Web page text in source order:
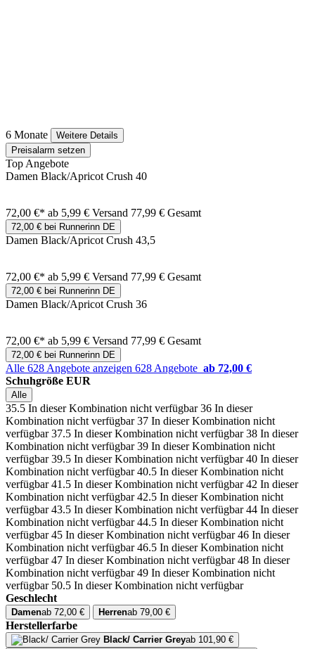
6 Monate
Weitere Details
Preisalarm setzen
Top Angebote
Damen Black/Apricot Crush 40
72,00 €* ab 5,99 € Versand 77,99 € Gesamt
72,00 € bei Runnerinn DE
Damen Black/Apricot Crush 43,5
72,00 €* ab 5,99 € Versand 77,99 € Gesamt
72,00 € bei Runnerinn DE
Damen Black/Apricot Crush 36
72,00 €* ab 5,99 € Versand 77,99 € Gesamt
72,00 € bei Runnerinn DE
Alle 628 Angebote anzeigen 628 Angebote ab 72,00 €
Schuhgröße EUR
Alle
35.5 In dieser Kombination nicht verfügbar 36 In dieser
Kombination nicht verfügbar 37 In dieser Kombination nicht
verfügbar 37.5 In dieser Kombination nicht verfügbar 38 In dieser
Kombination nicht verfügbar 39 In dieser Kombination nicht
verfügbar 39.5 In dieser Kombination nicht verfügbar 40 In dieser
Kombination nicht verfügbar 40.5 In dieser Kombination nicht
verfügbar 41.5 In dieser Kombination nicht verfügbar 42 In dieser
Kombination nicht verfügbar 42.5 In dieser Kombination nicht
verfügbar 43.5 In dieser Kombination nicht verfügbar 44 In dieser
Kombination nicht verfügbar 44.5 In dieser Kombination nicht
verfügbar 45 In dieser Kombination nicht verfügbar 46 In dieser
Kombination nicht verfügbar 46.5 In dieser Kombination nicht
verfügbar 47 In dieser Kombination nicht verfügbar 48 In dieser
Kombination nicht verfügbar 49 In dieser Kombination nicht
verfügbar 50.5 In dieser Kombination nicht verfügbar
Geschlecht
Damenab 72,00 € Herrenab 79,00 €
Herstellerfarbe
Black/ Carrier Greyab 101,90 €